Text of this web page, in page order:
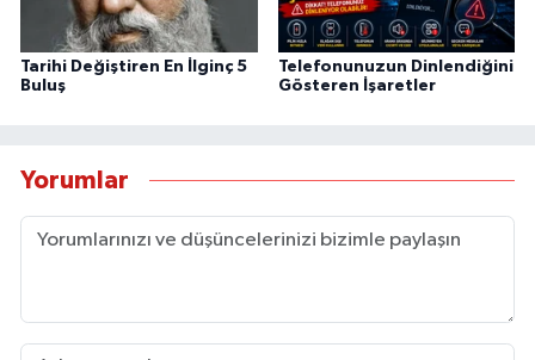
Tarihi Değiştiren En İlginç 5
Buluş
Telefonunuzun Dinlendiğini
Gösteren İşaretler
Yorumlar